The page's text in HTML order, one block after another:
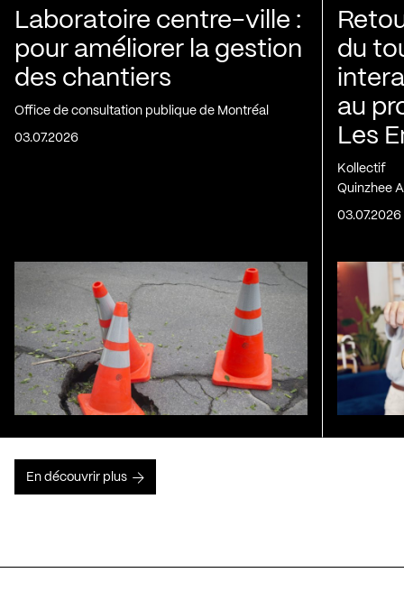
Laboratoire centre-ville :
pour améliorer la gestion
des chantiers
Office de consultation publique de Montréal
03.07.2026
du
au
Les
Kollectif
Quinzhee
03.07.2026
En découvrir plus